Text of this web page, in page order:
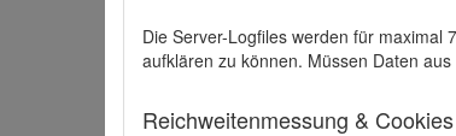
Die Server-Logfiles werden für maximal
aufklären zu können. Müssen Daten
Reichweitenmessung & Cookies